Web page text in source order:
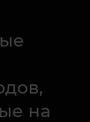
на